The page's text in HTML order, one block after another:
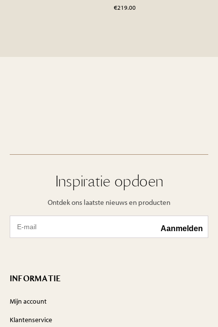
€219.00
Inspiratie opdoen
Ontdek ons laatste nieuws en producten
INFORMATIE
Mijn account
Klantenservice